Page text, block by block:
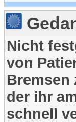
Nicht
von
Bremsen
der ihr
schnell